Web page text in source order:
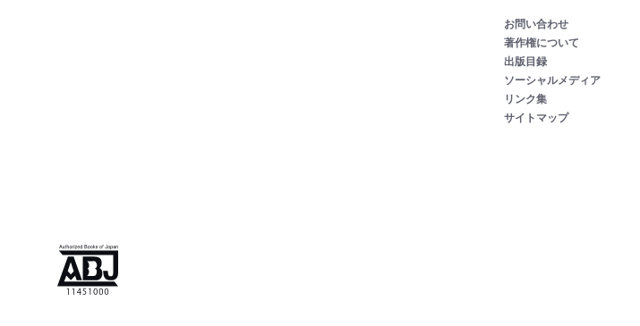
お問い合わせ
著作権について
出版目録
ソーシャルメディア
リンク集
サイトマップ